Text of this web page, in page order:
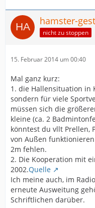
hamster-
nicht zu stoppen
15. Februar 2014 um 00:40
Mal ganz kurz:
1. die Hallensituation in
sondern für viele
müssen sich die
kleine (ca. 2
könntest du vllt Prellen,
von Außen
2m fehlen.
2. Die Kooperation mit
2002.Quelle
Ich meine auch, im
erneute Ausweitung
Schriftlichen darüber.